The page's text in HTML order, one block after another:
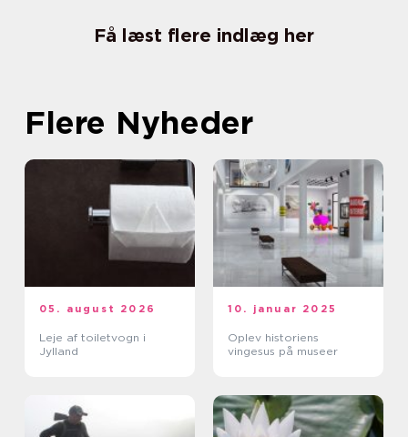
Få læst flere indlæg her
Flere Nyheder
05. august 2026
Leje af toiletvogn i
Jylland
10. januar 2025
Oplev historiens
vingesus på museer